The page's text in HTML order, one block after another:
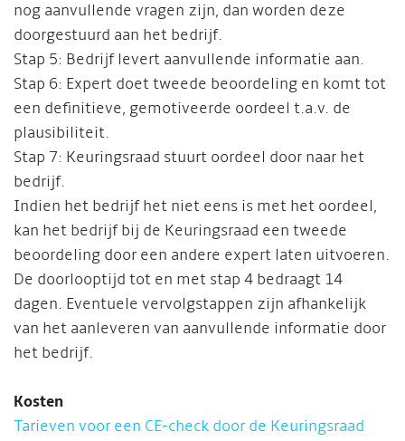
nog aanvullende vragen zijn, dan worden deze
doorgestuurd aan het bedrijf.
Stap 5: Bedrijf levert aanvullende informatie aan.
Stap 6: Expert doet tweede beoordeling en komt tot
een definitieve, gemotiveerde oordeel t.a.v. de
plausibiliteit.
Stap 7: Keuringsraad stuurt oordeel door naar het
bedrijf.
Indien het bedrijf het niet eens is met het oordeel,
kan het bedrijf bij de Keuringsraad een tweede
beoordeling door een andere expert laten uitvoeren.
De doorlooptijd tot en met stap 4 bedraagt 14
dagen. Eventuele vervolgstappen zijn afhankelijk
van het aanleveren van aanvullende informatie door
het bedrijf.
Kosten
Tarieven voor een CE-check door de Keuringsraad